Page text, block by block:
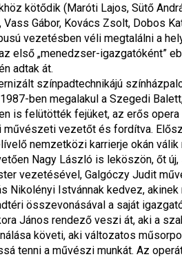
kötődik (Maróti Lajos, Sütő
Vass Gábor, Kovács Zsolt, Dobos
vezetésben véli megtalálni a
első „menedzser-igazgatóként”
adtak át.
színpadtechnikájú
ben megalakul a Szegedi
is felütötték fejüket, az erős
művészeti vezetőt és fordítva.
nemzetközi karrierje okán válik
Nagy László is leköszön, őt
vezetésével, Galgóczy Judit
Nikolényi Istvánnak kedvez,
összevonásával a saját
János rendező veszi át, aki a
követi, aki változatos
tenni a művészi munkát. Az